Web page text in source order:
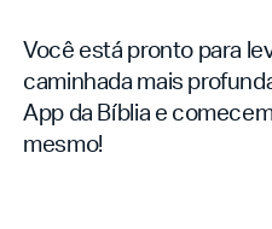
Você está pronto para
caminhada mais
App da Bíblia e
mesmo!